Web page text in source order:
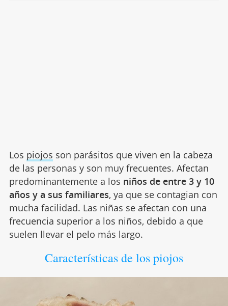
Los piojos son parásitos que viven en la cabeza
de las personas y son muy frecuentes. Afectan
predominantemente a los niños de entre 3 y 10
años y a sus familiares, ya que se contagian con
mucha facilidad. Las niñas se afectan con una
frecuencia superior a los niños, debido a que
suelen llevar el pelo más largo.
Características de los piojos